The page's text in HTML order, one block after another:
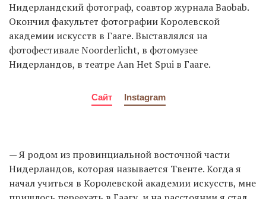
Нидерландский фотограф, соавтор журнала Baobab.
Окончил факультет фотографии Королевской
академии искусств в Гааге. Выставлялся на
фотофестивале Noorderlicht, в фотомузее
Нидерландов, в театре Aan Het Spui в Гааге.
Сайт Instagram
— Я родом из провинциальной восточной части
Нидерландов, которая называется Твенте. Когда я
начал учиться в Королевской академии искусств, мне